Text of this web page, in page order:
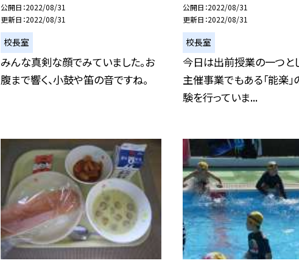
公開日 2022/08/31
更新日 2022/08/31
校長室
みんな真剣な顔でみていました。お
腹まで響く、小鼓や笛の音ですね。
公開日 2022/08/31
更新日 2022/08/31
校長室
今日は出前授業の一つと
主催事業でもある「能楽」
験を行っていま...